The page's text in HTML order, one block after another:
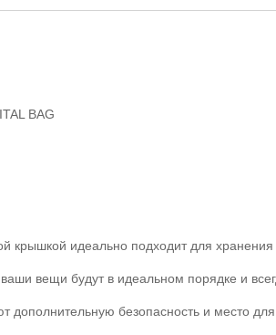
BAG
крышкой идеально подходит для
вещи будут в идеальном порядке и
дополнительную безопасность и место